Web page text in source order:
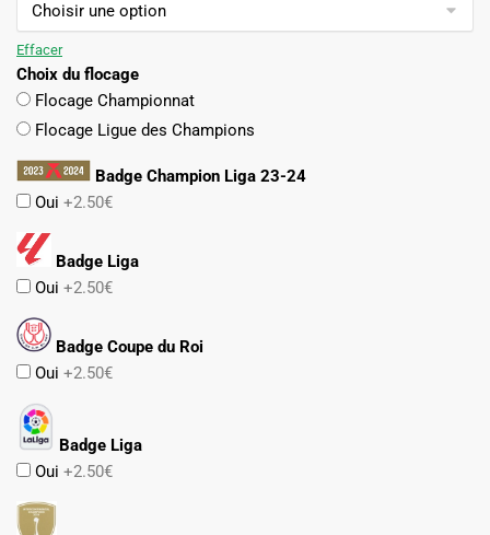
89.90€.49.90€.
Effacer
Choix du flocage
Flocage Championnat
Flocage Ligue des Champions
Badge Champion Liga 23-24
Oui +2.50€
Badge Liga
Oui +2.50€
Badge Coupe du Roi
Oui +2.50€
Badge Liga
Oui +2.50€